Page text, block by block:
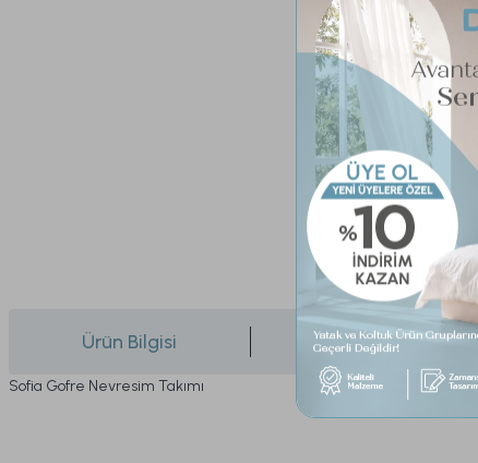
Ürün Bilgisi Yorumlar
Sofia Gofre Nevresim Takımı
Bu ürünün fiyat bilgisi, resim, ürün açıklamalarında ve diğer konularda